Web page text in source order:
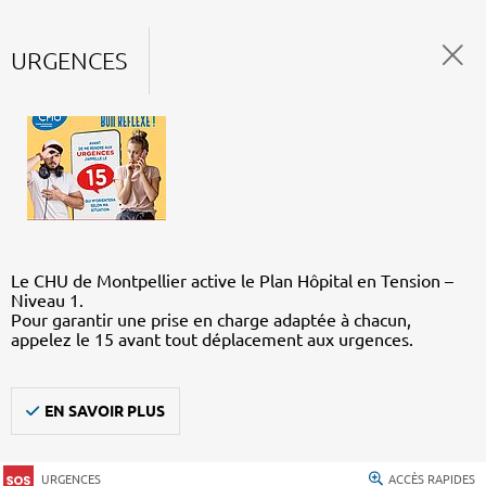
URGENCES
Le CHU de Montpellier active le Plan Hôpital en Tension –
Niveau 1.
Pour garantir une prise en charge adaptée à chacun,
appelez le 15 avant tout déplacement aux urgences.
EN SAVOIR PLUS
URGENCES ACCÈS RAPIDES